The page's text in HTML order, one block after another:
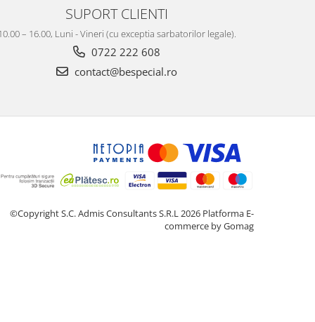
SUPORT CLIENTI
– 16.00, Luni - Vineri (cu exceptia sarbatorilor legale).
0722 222 608
contact@bespecial.ro
©Copyright S.C. Admis Consultants S.R.L 2026 Platforma E-
commerce by Gomag